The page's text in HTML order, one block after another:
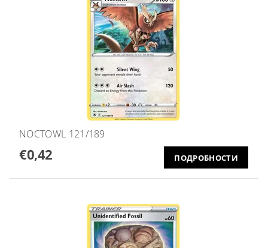
NOCTOWL 121/189
€0,42 ПОДРОБНОСТИ